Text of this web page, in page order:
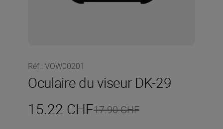
Réf.: VOW00201
Oculaire du viseur DK-29
15.22 CHF17.90 CHF